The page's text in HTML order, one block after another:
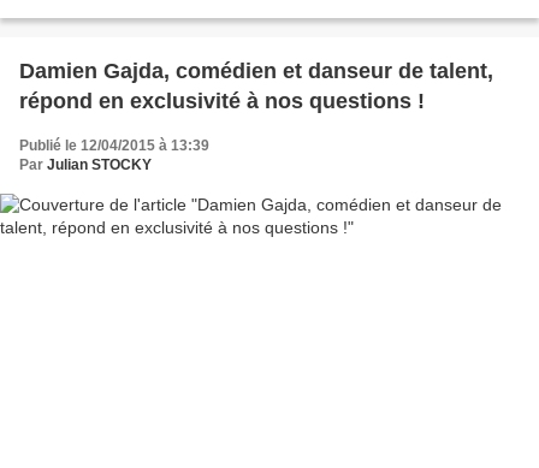
Damien Gajda, comédien et danseur de talent,
répond en exclusivité à nos questions !
Publié le 12/04/2015 à 13:39
Par Julian STOCKY